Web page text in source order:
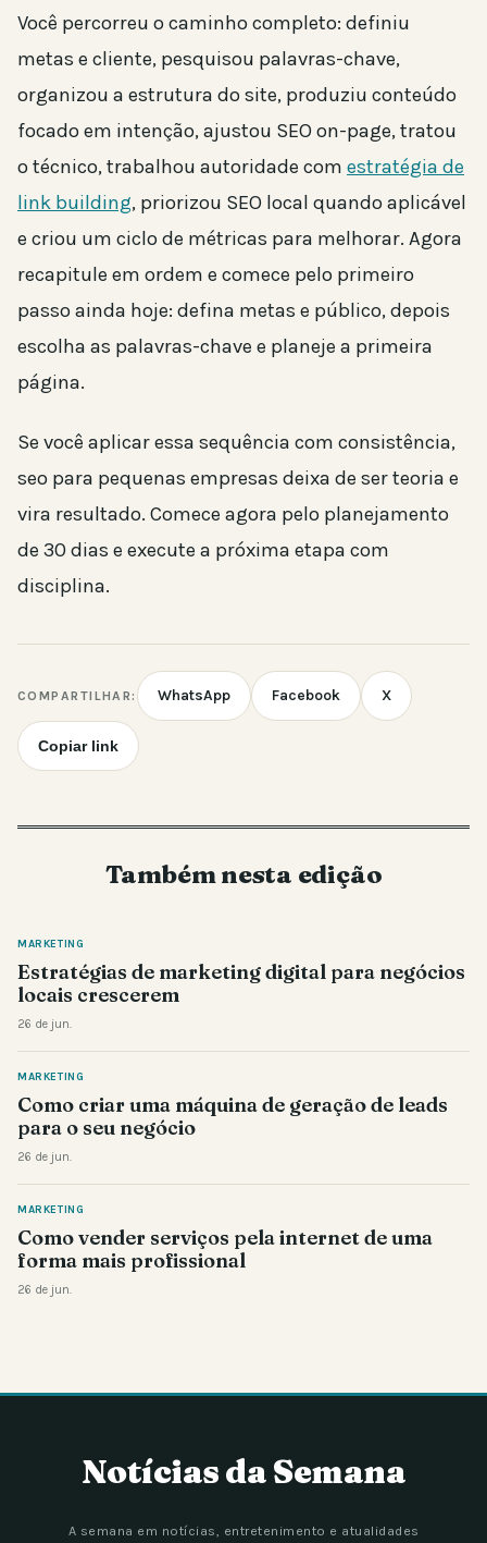
Você percorreu o caminho completo: definiu
metas e cliente, pesquisou palavras-chave,
organizou a estrutura do site, produziu conteúdo
focado em intenção, ajustou SEO on-page, tratou
o técnico, trabalhou autoridade com estratégia de
link building, priorizou SEO local quando aplicável
e criou um ciclo de métricas para melhorar. Agora
recapitule em ordem e comece pelo primeiro
passo ainda hoje: defina metas e público, depois
escolha as palavras-chave e planeje a primeira
página.
Se você aplicar essa sequência com consistência,
seo para pequenas empresas deixa de ser teoria e
vira resultado. Comece agora pelo planejamento
de 30 dias e execute a próxima etapa com
disciplina.
COMPARTILHAR: WhatsApp Facebook X
Copiar link
Também nesta edição
MARKETING
Estratégias de marketing digital para negócios
locais crescerem
26 de jun.
MARKETING
Como criar uma máquina de geração de leads
para o seu negócio
26 de jun.
MARKETING
Como vender serviços pela internet de uma
forma mais profissional
26 de jun.
Notícias da Semana
A semana em notícias, entretenimento e atualidades